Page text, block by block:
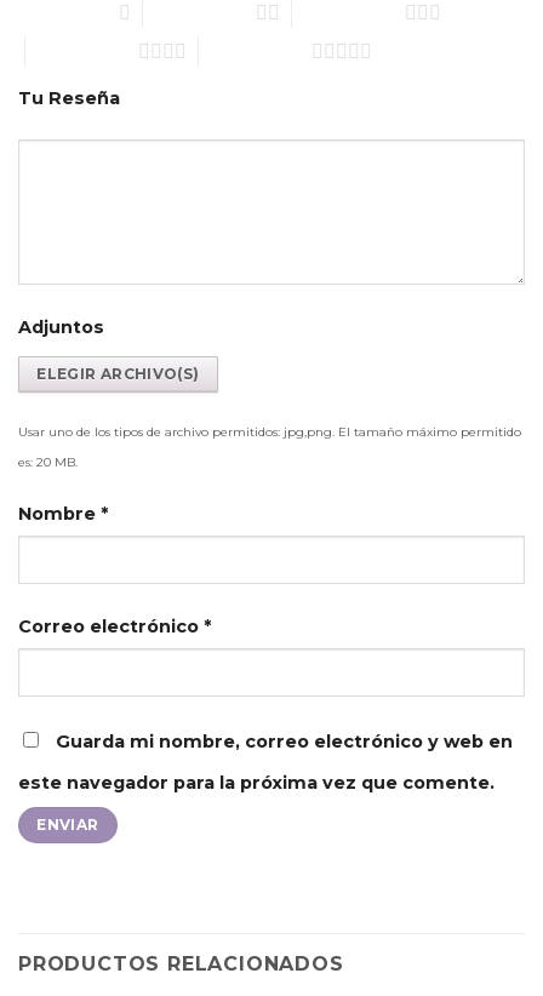
Tu Reseña
Adjuntos
Usar uno de los tipos de archivo permitidos: jpg,png. El tamaño máximo permitido
es: 20 MB.
Nombre *
Correo electrónico *
Guarda mi nombre, correo electrónico y web en
este navegador para la próxima vez que comente.
PRODUCTOS RELACIONADOS